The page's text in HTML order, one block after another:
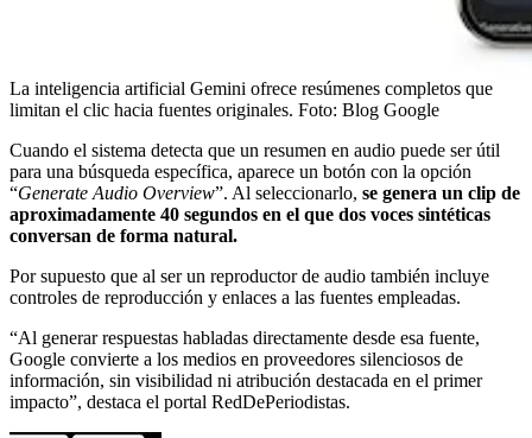
La inteligencia artificial Gemini ofrece resúmenes completos que
limitan el clic hacia fuentes originales. Foto: Blog Google
Cuando el sistema detecta que un resumen en audio puede ser útil
para una búsqueda específica, aparece un botón con la opción
“Generate Audio Overview”. Al seleccionarlo, se genera un clip de
aproximadamente 40 segundos en el que dos voces sintéticas
conversan de forma natural.
Por supuesto que al ser un reproductor de audio también incluye
controles de reproducción y enlaces a las fuentes empleadas.
“Al generar respuestas habladas directamente desde esa fuente,
Google convierte a los medios en proveedores silenciosos de
información, sin visibilidad ni atribución destacada en el primer
impacto”, destaca el portal RedDePeriodistas.